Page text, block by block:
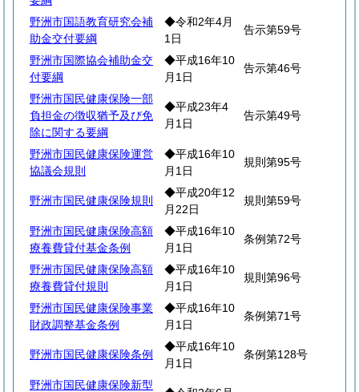
野洲市国語教育研究会補
助金交付要綱
◆令和2年4月
1日
告示第59号
野洲市国際協会補助金交
付要綱
◆平成16年10
月1日
告示第46号
野洲市国民健康保険一部
負担金の徴収猶予及び免
除に関する要綱
◆平成23年4
月1日
告示第49号
野洲市国民健康保険運営
協議会規則
◆平成16年10
月1日
規則第95号
野洲市国民健康保険規則
◆平成20年12
月22日
規則第59号
野洲市国民健康保険高額
療養費貸付基金条例
◆平成16年10
月1日
条例第72号
野洲市国民健康保険高額
療養費貸付規則
◆平成16年10
月1日
規則第96号
野洲市国民健康保険事業
財政調整基金条例
◆平成16年10
月1日
条例第71号
野洲市国民健康保険条例
◆平成16年10
月1日
条例第128号
野洲市国民健康保険新型